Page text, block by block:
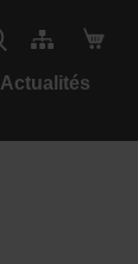
Actualités